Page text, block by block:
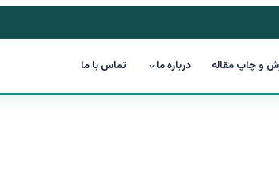
و چاپ مقاله درباره ما تماس با ما